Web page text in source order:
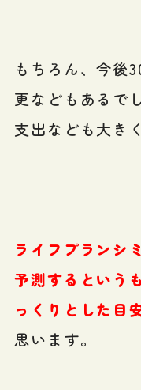
もちろん、今後
更などもあるで
支出なども大き
ライフプランシ
予測するという
っくりとした目
思います。